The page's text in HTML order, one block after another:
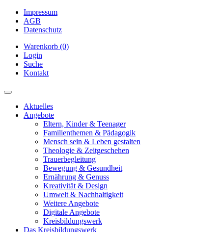
Impressum
AGB
Datenschutz
Warenkorb (0)
Login
Suche
Kontakt
Aktuelles
Angebote
Eltern, Kinder & Teenager
Familienthemen & Pädagogik
Mensch sein & Leben gestalten
Theologie & Zeitgeschehen
Trauerbegleitung
Bewegung & Gesundheit
Ernährung & Genuss
Kreativität & Design
Umwelt & Nachhaltigkeit
Weitere Angebote
Digitale Angebote
Kreisbildungswerk
Das Kreisbildungswerk